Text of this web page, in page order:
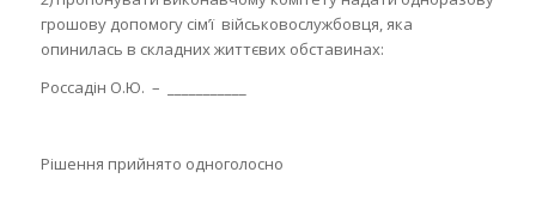
грошову допомогу сім’ї військовослужбовця, яка
опинилась в складних життєвих обставинах:
Россадін О.Ю. – ___________
Рішення прийнято одноголосно